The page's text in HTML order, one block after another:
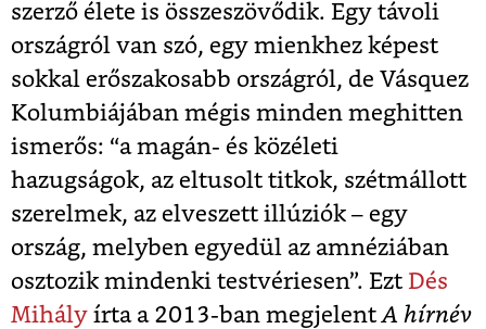
szerző élete is összeszövődik. Egy távoli
országról van szó, egy mienkhez képest
sokkal erőszakosabb országról, de Vásquez
Kolumbiájában mégis minden meghitten
ismerős: “a magán- és közéleti
hazugságok, az eltusolt titkok, szétmállott
szerelmek, az elveszett illúziók – egy
ország, melyben egyedül az amnéziában
osztozik mindenki testvériesen”. Ezt Dés
Mihály írta a 2013-ban megjelent A hírnév